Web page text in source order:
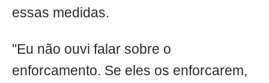
essas medidas.
"Eu não ouvi falar sobre o
enforcamento. Se eles os enforcarem,